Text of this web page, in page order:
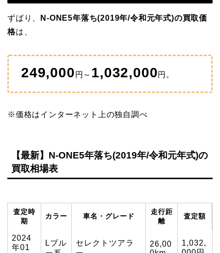
ずばり、
N-ONE5年落ち(2019年/令和元年式)の買取価
格は、
249,000 円～ 1,032,000円。
※価格はインターネット上の独自調べ
【最新】N-ONE5年落ち(2019年/令和元年式)の
買取相場表
査定時
期
カラー 車名・グレード
走行距
離
査定額
2024
年01
Lブル
セレクトツアラ
26,00
1,032,